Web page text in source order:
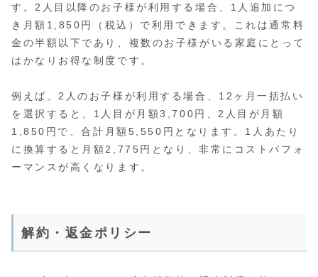
す。2人目以降のお子様が利用する場合、1人追加につ
き月額1,850円（税込）で利用できます。これは通常料
金の半額以下であり、複数のお子様がいる家庭にとって
はかなりお得な制度です。
例えば、2人のお子様が利用する場合、12ヶ月一括払い
を選択すると、1人目が月額3,700円、2人目が月額
1,850円で、合計月額5,550円となります。1人あたり
に換算すると月額2,775円となり、非常にコストパフォ
ーマンスが高くなります。
解約・返金ポリシー